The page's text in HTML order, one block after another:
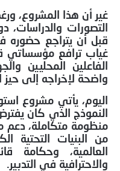
غير أن هذا المشروع،
التصورات والدراسات،
قبل أن يتراجع
غياب ترافع
الفاعلين المحليين
واضحة لإخراجه إلى حيز
النموذج الذي كان
منظومة متكاملة،
من البنيات التحتية
العالمية، وحكامة
والاحترافية في التدبير.